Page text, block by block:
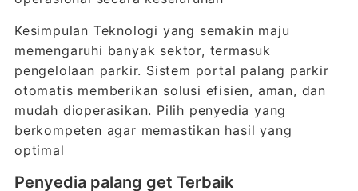
Kesimpulan Teknologi yang semakin maju
memengaruhi banyak sektor, termasuk
pengelolaan parkir. Sistem portal palang parkir
otomatis memberikan solusi efisien, aman, dan
mudah dioperasikan. Pilih penyedia yang
berkompeten agar memastikan hasil yang
optimal
Penyedia palang get Terbaik